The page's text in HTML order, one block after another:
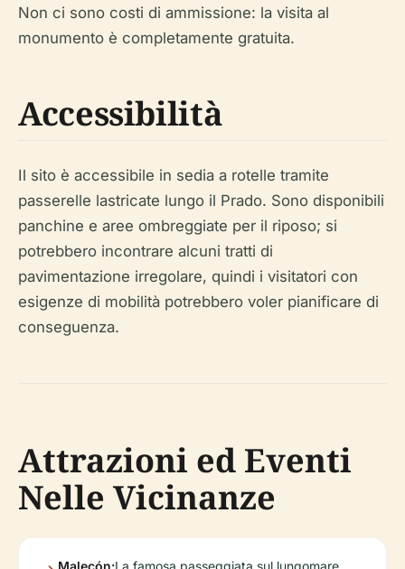
Non ci sono costi di ammissione: la visita al
monumento è completamente gratuita.
Accessibilità
Il sito è accessibile in sedia a rotelle tramite
passerelle lastricate lungo il Prado. Sono disponibili
panchine e aree ombreggiate per il riposo; si
potrebbero incontrare alcuni tratti di
pavimentazione irregolare, quindi i visitatori con
esigenze di mobilità potrebbero voler pianificare di
conseguenza.
Attrazioni ed Eventi
Nelle Vicinanze
Malecón:La famosa passeggiata sul lungomare